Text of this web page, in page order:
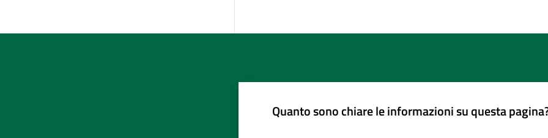
Quanto sono chiare le informazioni su questa